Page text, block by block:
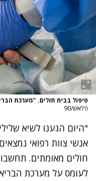
טיפול בבית חולים. "מערכת
פלאש/90
חולים מאומתים.
לעומס על מערכת